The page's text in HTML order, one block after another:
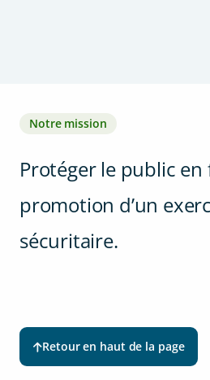
Notre mission
Protéger le public en
promotion d’un
sécuritaire.
Retour en haut de la page